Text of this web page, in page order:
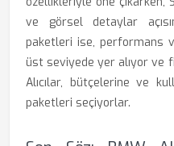
ve görsel detaylar
paketleri ise, performans
üst seviyede yer alıyor ve
Alıcılar, bütçelerine ve
paketleri seçiyorlar.